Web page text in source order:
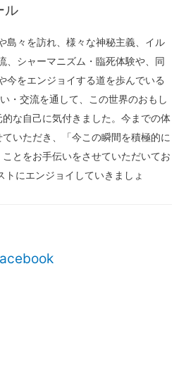
ル
島々を訪れ、様々な神秘主義、イル
、シャーマニズム・臨死体験や、同
今をエンジョイする道を歩んでいる
・交流を通して、この世界のおもし
な自己に気付きました。今までの体
いただき、「今この瞬間を積極的に
とをお手伝いをさせていただいてお
トにエンジョイしていきましょ